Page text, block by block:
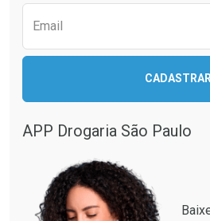
Email
APP Drogaria São Paulo